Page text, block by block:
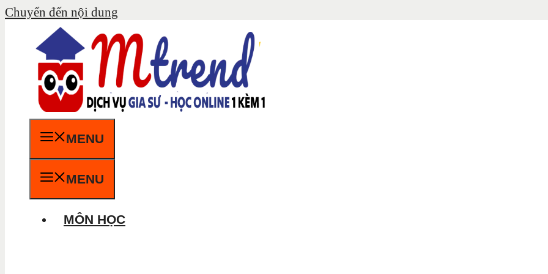
Chuyển đến nội dung
MENU
MENU
MÔN HỌC